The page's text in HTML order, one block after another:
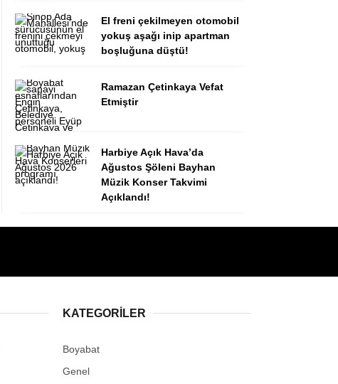
El freni çekilmeyen otomobil
yokuş aşağı inip apartman
boşluğuna düştü!
Ramazan Çetinkaya Vefat
Etmiştir
Harbiye Açık Hava’da
Ağustos Şöleni Bayhan
Müzik Konser Takvimi
Açıklandı!
KATEGORILER
Boyabat
Genel